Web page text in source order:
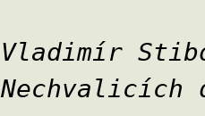
Nechvalicích